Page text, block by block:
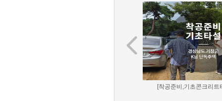
[착공준비,기초콘크리트